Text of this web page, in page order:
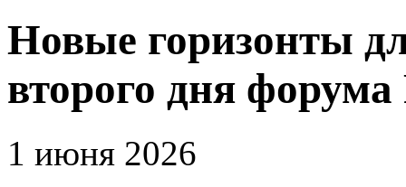
Новые горизонты
второго дня
1 июня 2026